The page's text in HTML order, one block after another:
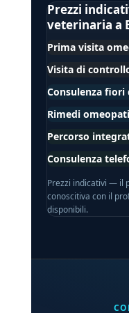
Prezzi
veterinaria a
Prima visita
Visita di
Consulenza fiori
Rimedi
Percorso
Consulenza
Prezzi indicativi — il
conoscitiva con il
disponibili.